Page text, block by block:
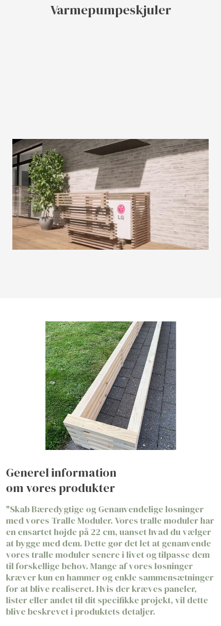
Varmepumpeskjuler​
Generel information
​om vores produkter​
​"Skab Bæredygtige og Genanvendelige løsninger
med vores Tralle Moduler. Vores tralle moduler har
en ensartet højde på 22 cm, uanset hvad du vælger
at bygge med dem. Dette gør det let at genanvende
vores tralle moduler senere i livet og tilpasse dem
til forskellige behov. Mange af vores løsninger
kræver kun en hammer og enkle sammensætninger
for at blive realiseret. Hvis der kræves paneler,
lister eller andet til dit specifikke projekt, vil dette
blive beskrevet i produktets detaljer.